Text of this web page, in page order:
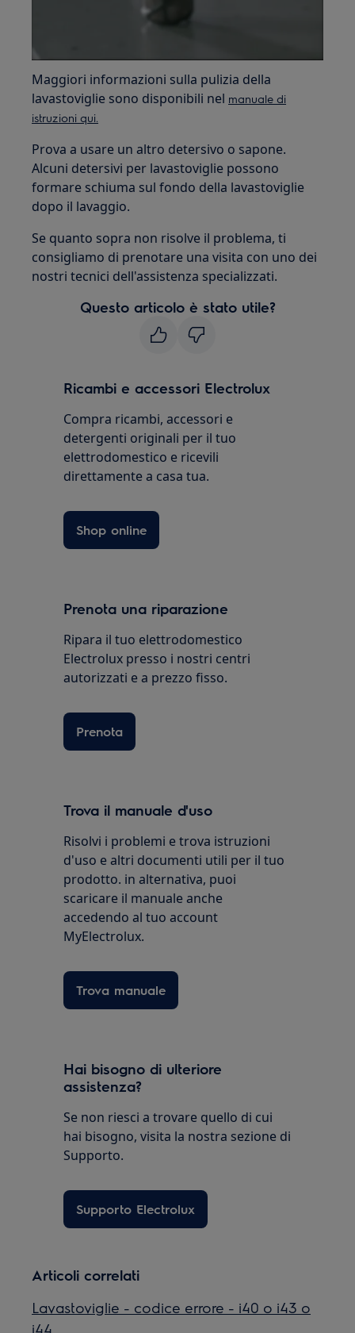
Maggiori informazioni sulla pulizia della
lavastoviglie sono disponibili nel manuale di
istruzioni qui.
Prova a usare un altro detersivo o sapone.
Alcuni detersivi per lavastoviglie possono
formare schiuma sul fondo della lavastoviglie
dopo il lavaggio.
Se quanto sopra non risolve il problema, ti
consigliamo di prenotare una visita con uno dei
nostri tecnici dell'assistenza specializzati.
Questo articolo è stato utile?
Ricambi e accessori Electrolux
Compra ricambi, accessori e
detergenti originali per il tuo
elettrodomestico e ricevili
direttamente a casa tua.
Shop online
Prenota una riparazione
Ripara il tuo elettrodomestico
Electrolux presso i nostri centri
autorizzati e a prezzo fisso.
Prenota
Trova il manuale d'uso
Risolvi i problemi e trova istruzioni
d'uso e altri documenti utili per il tuo
prodotto. in alternativa, puoi
scaricare il manuale anche
accedendo al tuo account
MyElectrolux.
Trova manuale
Hai bisogno di ulteriore
assistenza?
Se non riesci a trovare quello di cui
hai bisogno, visita la nostra sezione di
Supporto.
Supporto Electrolux
Articoli correlati
Lavastoviglie - codice errore - i40 o i43 o
i44